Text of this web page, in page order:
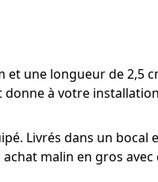
une longueur de
à votre
Livrés dans un
malin en gros